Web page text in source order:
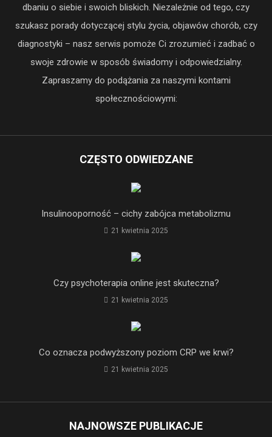
dbaniu o siebie i swoich bliskich. Niezależnie od tego, czy
szukasz porady dotyczącej stylu życia, objawów chorób, czy
diagnostyki – nasz serwis pomoże Ci zrozumieć i zadbać o
swoje zdrowie w sposób świadomy i odpowiedzialny.
Zapraszamy do podążania za naszymi kontami
społecznościowymi:
CZĘSTO ODWIEDZANE
Insulinooporność – cichy zabójca metabolizmu
21 kwietnia 2025
Czy psychoterapia online jest skuteczna?
21 kwietnia 2025
Co oznacza podwyższony poziom CRP we krwi?
21 kwietnia 2025
NAJNOWSZE PUBLIKACJE